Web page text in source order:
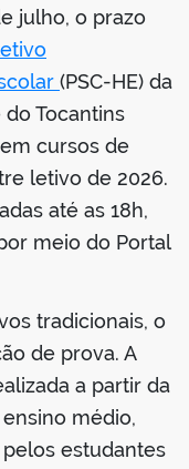
julho, o prazo
(PSC-HE) da
Tocantins
cursos de
letivo de 2026.
até as 18h,
meio do Portal
tradicionais, o
de prova. A
a partir da
médio,
estudantes